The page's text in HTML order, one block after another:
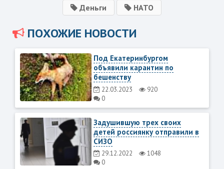
Деньги НАТО
ПОХОЖИЕ НОВОСТИ
Под Екатеринбургом
объявили карантин по
бешенству
22.03.2023
920
0
Задушившую трех своих
детей россиянку отправили в
СИЗО
29.12.2022
1048
0